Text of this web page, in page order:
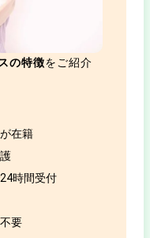
の特徴をご紹介
在籍
時間受付
要